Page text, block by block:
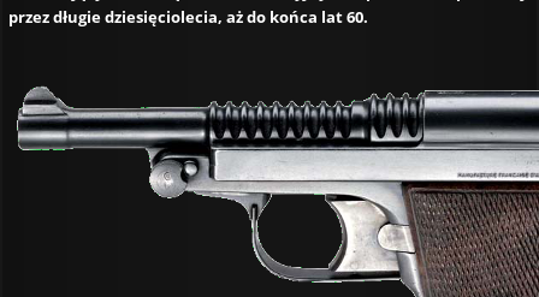
przez długie dziesięciolecia, aż do końca lat 60.